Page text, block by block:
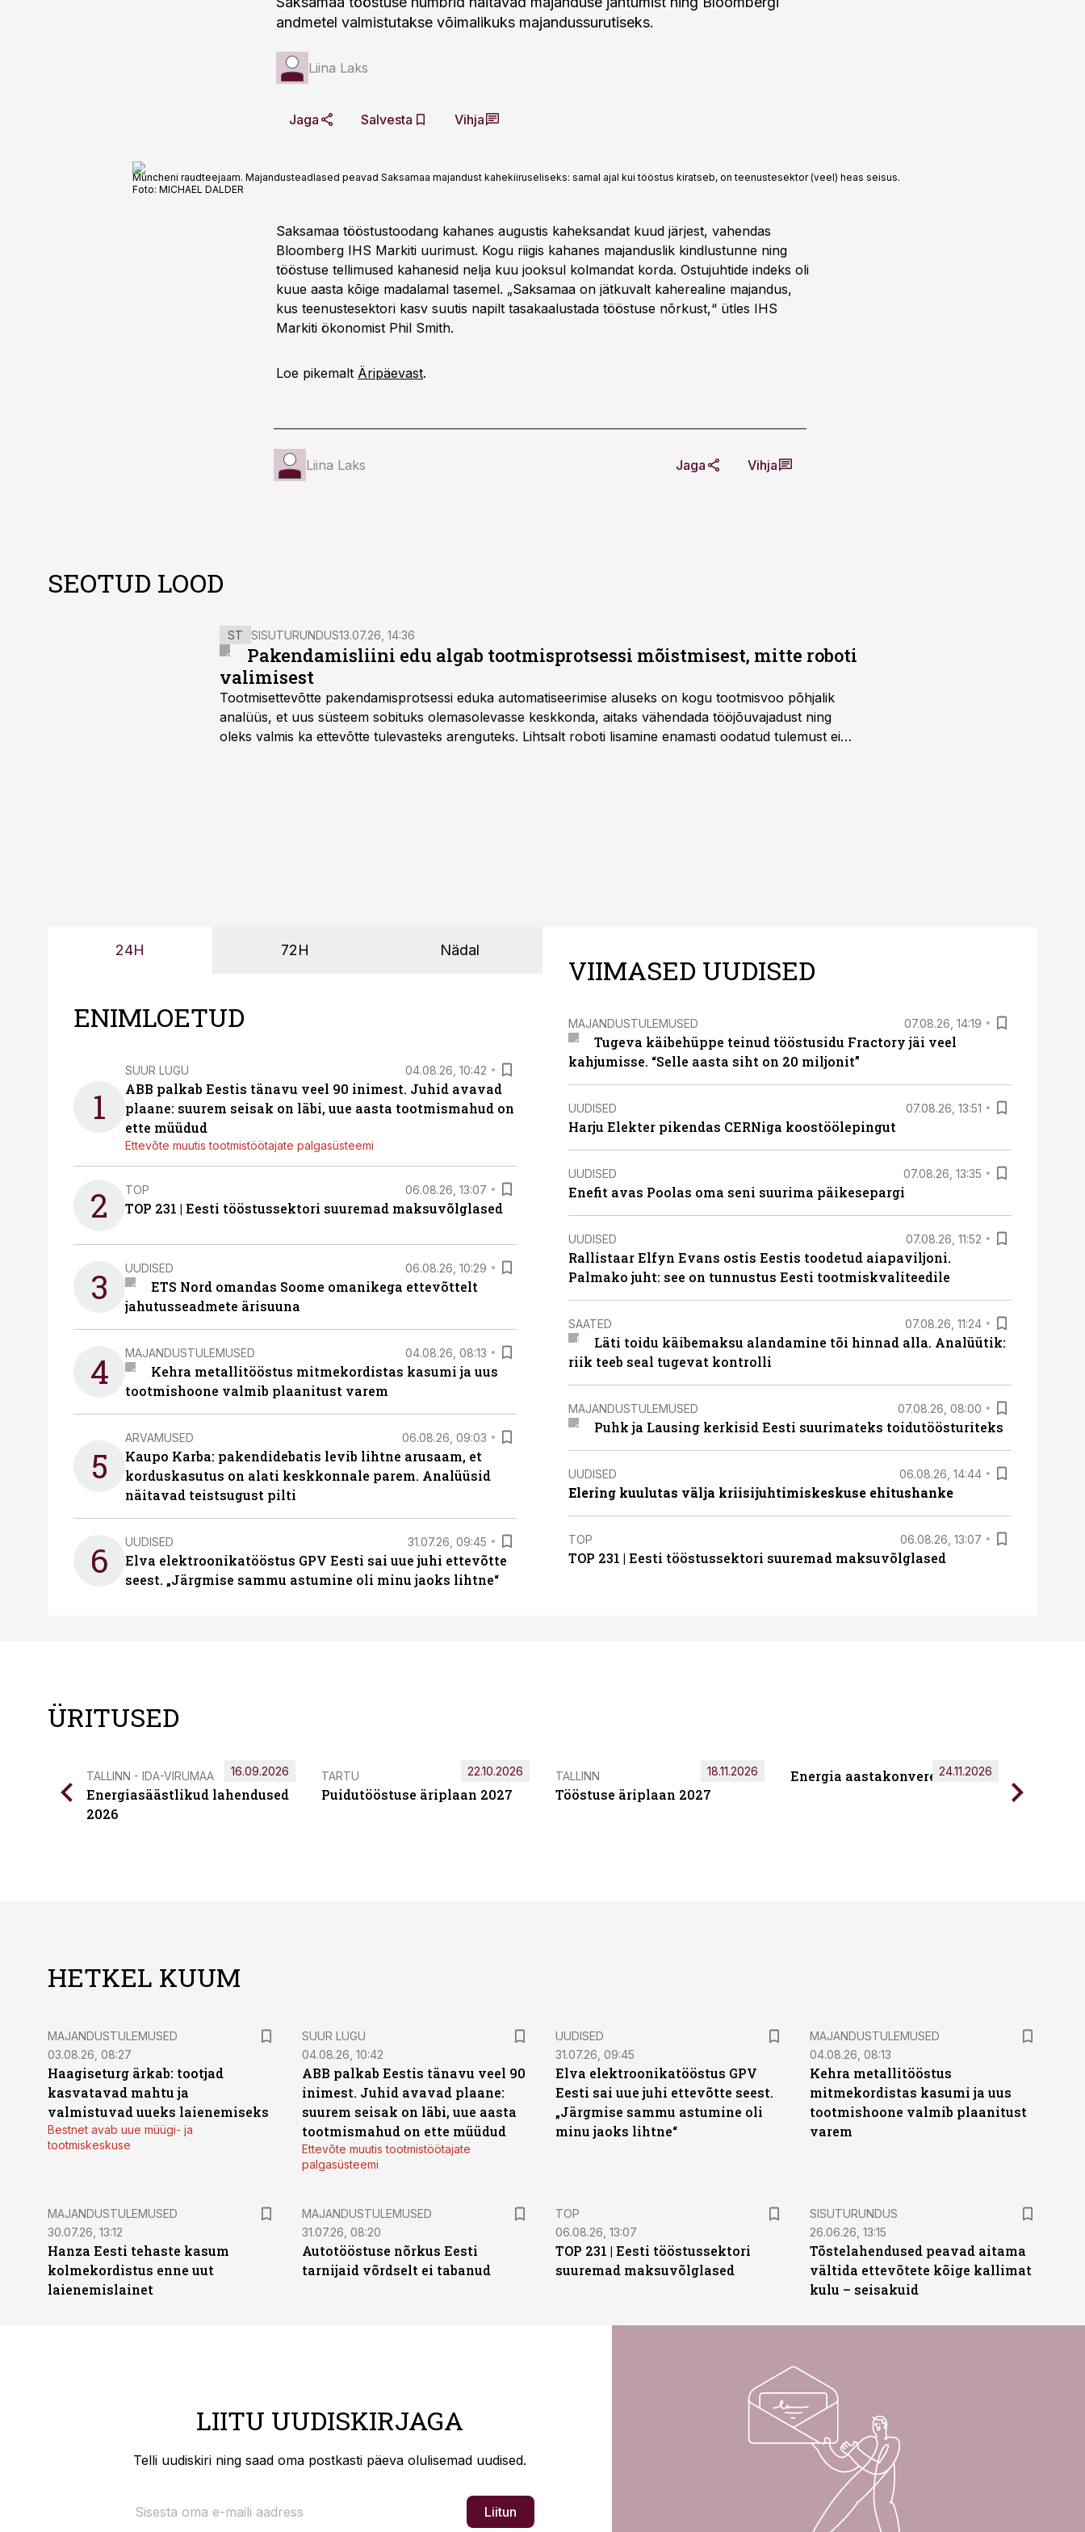
andmetel valmistutakse võimalikuks majandussurutiseks.
Liina Laks
Jaga Salvesta Vihja
Müncheni raudteejaam. Majandusteadlased peavad Saksamaa majandust kahekiiruseliseks: samal ajal kui tööstus kiratseb, on teenustesektor (veel) heas seisus.
Foto: MICHAEL DALDER
Saksamaa tööstustoodang kahanes augustis kaheksandat kuud järjest, vahendas
Bloomberg IHS Markiti uurimust. Kogu riigis kahanes majanduslik kindlustunne ning
tööstuse tellimused kahanesid nelja kuu jooksul kolmandat korda. Ostujuhtide indeks oli
kuue aasta kõige madalamal tasemel. „Saksamaa on jätkuvalt kaherealine majandus,
kus teenustesektori kasv suutis napilt tasakaalustada tööstuse nõrkust,“ ütles IHS
Markiti ökonomist Phil Smith.
Loe pikemalt Äripäevast.
Liina Laks Jaga Vihja
SEOTUD LOOD
ST SISUTURUNDUS13.07.26, 14:36
Pakendamisliini edu algab tootmisprotsessi mõistmisest, mitte roboti
valimisest
Tootmisettevõtte pakendamisprotsessi eduka automatiseerimise aluseks on kogu tootmisvoo põhjalik
analüüs, et uus süsteem sobituks olemasolevasse keskkonda, aitaks vähendada tööjõuvajadust ning
oleks valmis ka ettevõtte tulevasteks arenguteks. Lihtsalt roboti lisamine enamasti oodatud tulemust ei
24H 72H Nädal
ENIMLOETUD
1
SUUR LUGU 04.08.26, 10:42
ABB palkab Eestis tänavu veel 90 inimest. Juhid avavad
plaane: suurem seisak on läbi, uue aasta tootmismahud on
ette müüdud
Ettevõte muutis tootmistöötajate palgasüsteemi
2 TOP 06.08.26, 13:07
TOP 231 | Eesti tööstussektori suuremad maksuvõlglased
3 UUDISED 06.08.26, 10:29
ETS Nord omandas Soome omanikega ettevõttelt
jahutusseadmete ärisuuna
4 MAJANDUSTULEMUSED 04.08.26, 08:13
Kehra metallitööstus mitmekordistas kasumi ja uus
tootmishoone valmib plaanitust varem
5
ARVAMUSED 06.08.26, 09:03
Kaupo Karba: pakendidebatis levib lihtne arusaam, et
korduskasutus on alati keskkonnale parem. Analüüsid
näitavad teistsugust pilti
6 UUDISED 31.07.26, 09:45
Elva elektroonikatööstus GPV Eesti sai uue juhi ettevõtte
seest. „Järgmise sammu astumine oli minu jaoks lihtne“
VIIMASED UUDISED
MAJANDUSTULEMUSED 07.08.26, 14:19
Tugeva käibehüppe teinud tööstusidu Fractory jäi veel
kahjumisse. “Selle aasta siht on 20 miljonit”
UUDISED 07.08.26, 13:51
Harju Elekter pikendas CERNiga koostöölepingut
UUDISED 07.08.26, 13:35
Enefit avas Poolas oma seni suurima päikesepargi
UUDISED 07.08.26, 11:52
Rallistaar Elfyn Evans ostis Eestis toodetud aiapaviljoni.
Palmako juht: see on tunnustus Eesti tootmiskvaliteedile
SAATED 07.08.26, 11:24
Läti toidu käibemaksu alandamine tõi hinnad alla. Analüütik:
riik teeb seal tugevat kontrolli
MAJANDUSTULEMUSED 07.08.26, 08:00
Puhk ja Lausing kerkisid Eesti suurimateks toidutöösturiteks
UUDISED 06.08.26, 14:44
Elering kuulutas välja kriisijuhtimiskeskuse ehitushanke
TOP 06.08.26, 13:07
TOP 231 | Eesti tööstussektori suuremad maksuvõlglased
ÜRITUSED
TALLINN - IDA-VIRUMAA
Energiasäästlikud lahendused
2026
16.09.2026 TARTU
Puidutööstuse äriplaan 2027
22.10.2026 TALLINN
Tööstuse äriplaan 2027
18.11.2026 Energia aastakonverents 2026
24.11.2026
HETKEL KUUM
MAJANDUSTULEMUSED
03.08.26, 08:27
Haagiseturg ärkab: tootjad
kasvatavad mahtu ja
valmistuvad uueks laienemiseks
Bestnet avab uue müügi- ja
tootmiskeskuse
SUUR LUGU
04.08.26, 10:42
ABB palkab Eestis tänavu veel 90
inimest. Juhid avavad plaane:
suurem seisak on läbi, uue aasta
tootmismahud on ette müüdud
Ettevõte muutis tootmistöötajate
palgasüsteemi
UUDISED
31.07.26, 09:45
Elva elektroonikatööstus GPV
Eesti sai uue juhi ettevõtte seest.
„Järgmise sammu astumine oli
minu jaoks lihtne“
MAJANDUSTULEMUSED
04.08.26, 08:13
Kehra metallitööstus
mitmekordistas kasumi ja uus
tootmishoone valmib plaanitust
varem
MAJANDUSTULEMUSED
30.07.26, 13:12
Hanza Eesti tehaste kasum
kolmekordistus enne uut
laienemislainet
MAJANDUSTULEMUSED
31.07.26, 08:20
Autotööstuse nõrkus Eesti
tarnijaid võrdselt ei tabanud
TOP
06.08.26, 13:07
TOP 231 | Eesti tööstussektori
suuremad maksuvõlglased
ST
SISUTURUNDUS
26.06.26, 13:15
Tõstelahendused peavad aitama
vältida ettevõtete kõige kallimat
kulu – seisakuid
LIITU UUDISKIRJAGA
Telli uudiskiri ning saad oma postkasti päeva olulisemad uudised.
Liitun